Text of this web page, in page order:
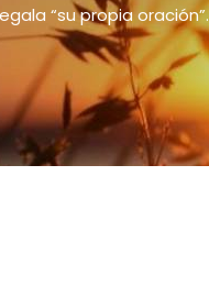
“su propia oración”.